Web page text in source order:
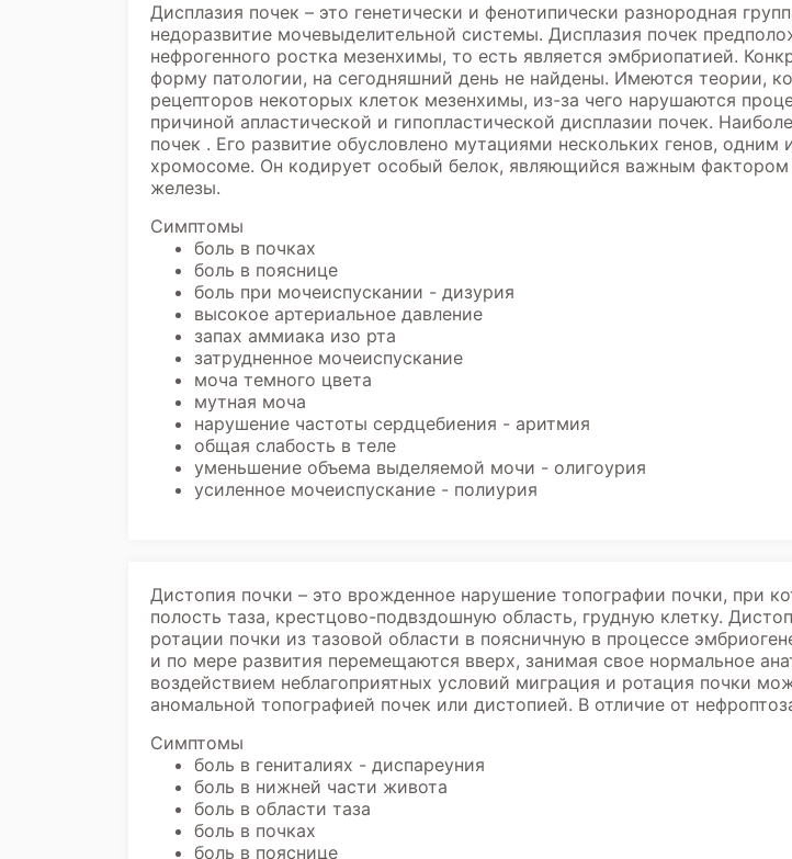
Дисплазия почек – это генетически и фенотипически разнородная
недоразвитие мочевыделительной системы. Дисплазия почек
нефрогенного ростка мезенхимы, то есть является эмбриопатией.
форму патологии, на сегодняшний день не найдены. Имеются теории,
рецепторов некоторых клеток мезенхимы, из-за чего нарушаются
причиной апластической и гипопластической дисплазии почек.
почек . Его развитие обусловлено мутациями нескольких генов,
хромосоме. Он кодирует особый белок, являющийся важным фактором
железы.
Симптомы
боль в почках
боль в пояснице
боль при мочеиспускании - дизурия
высокое артериальное давление
запах аммиака изо рта
затрудненное мочеиспускание
моча темного цвета
мутная моча
нарушение частоты сердцебиения - аритмия
общая слабость в теле
уменьшение объема выделяемой мочи - олигоурия
усиленное мочеиспускание - полиурия
Дистопия почки – это врожденное нарушение топографии почки, при
полость таза, крестцово-подвздошную область, грудную клетку.
ротации почки из тазовой области в поясничную в процессе
и по мере развития перемещаются вверх, занимая свое нормальное
воздействием неблагоприятных условий миграция и ротация почки
аномальной топографией почек или дистопией. В отличие от
Симптомы
боль в гениталиях - диспареуния
боль в нижней части живота
боль в области таза
боль в почках
боль в пояснице